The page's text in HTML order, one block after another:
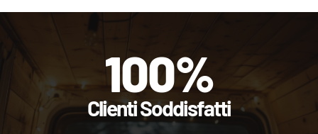
Clienti Soddisfatti
100%